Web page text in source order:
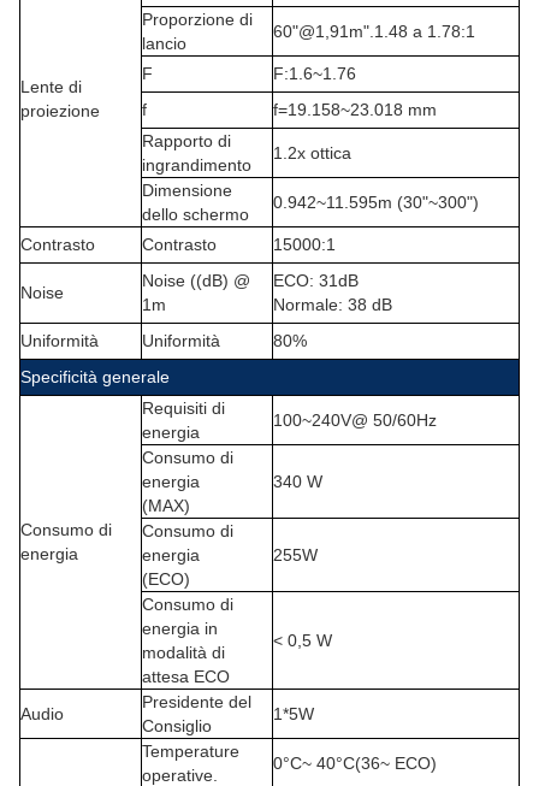
Lente di
proiezione
Proporzione di
lancio
60"@1,91m". 1.48 a 1.78:1
F
F:1.6~1.76
f
f=19.158~23.018 mm
Rapporto di
ingrandimento
1.2x ottica
Dimensione
dello schermo
0.942~11.595m (30"~300")
Contrasto Contrasto 15000:1
Noise
Noise ((dB) @
1m
ECO: 31dB
Normale: 38 dB
Uniformità
Uniformità
80%
Specificità generale
Consumo di
energia
Requisiti di
energia
100~240V@ 50/60Hz
Consumo di
energia
(MAX)
340 W
Consumo di
energia
(ECO)
255W
Consumo di
energia in
modalità di
attesa ECO
< 0,5 W
Audio
Presidente del
Consiglio
1*5W
Temperature
operative.
0°C~ 40°C(36~ ECO)